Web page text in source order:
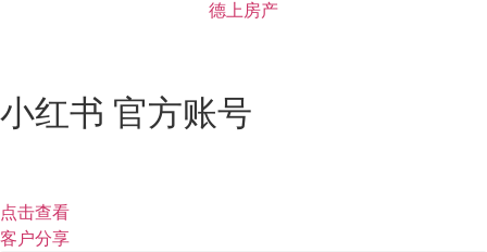
德上房产
小红书 官方账号
点击查看
客户分享